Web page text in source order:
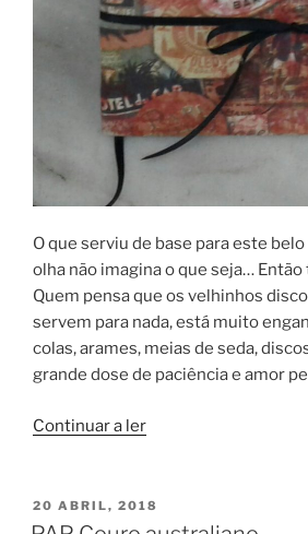
O que serviu de base para este
olha não imagina o que seja…
Quem pensa que os velhinhos
servem para nada, está muito
colas, arames, meias de seda,
grande dose de paciência e amor
Continuar a ler“Reciclagem-
Découpage”
PUBLICADO
EM
20 ABRIL, 2018